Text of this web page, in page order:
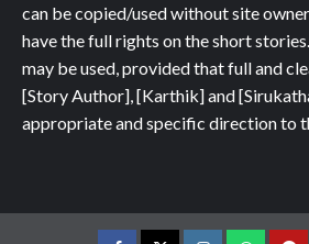
can be copied/used without site
have the full rights on the short
may be used, provided that full and
[Story Author], [Karthik] and
appropriate and specific direction to